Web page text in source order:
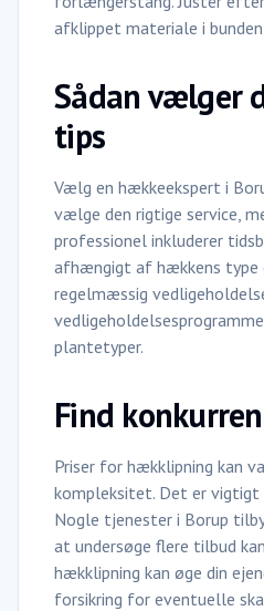
afklippet materiale i
Sådan vælger
tips
Vælg en hækkeekspert i
vælge den rigtige service,
professionel inkluderer
afhængigt af hækkens type
regelmæssig
plantetyper.
Find
Priser for hækklipning kan
kompleksitet. Det er
Nogle tjenester i Borup
at undersøge flere tilbud
hækklipning kan øge din
forsikring for eventuelle